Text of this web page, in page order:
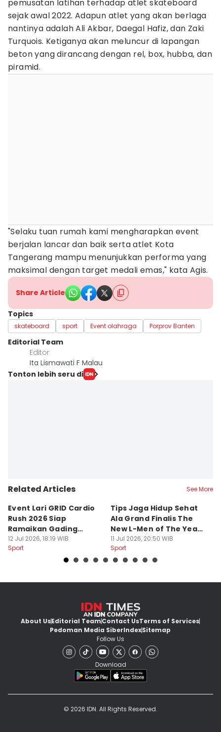
pemusatan latihan terhadap atlet skateboard
sejak awal 2022. Adapun atlet yang akan berlaga
nantinya adalah Ali Akbar, Daegal Hafiz, dan Zaki
Turquois. Ketiganya akan meluncur di lapangan
beton yang dirancang dengan rel, box, hubba, dan
piramid.
"Selaku tuan rumah kami mengharapkan event
berjalan lancar dan baik serta atlet Kota
Tangerang mampu menunjukkan performa yang
maksimal dengan target medali emas," kata Agis.
Share Article
Topics
skateboard sport Event olahraga Porprov Banten
Editorial Team
Editor
Ita Lismawati F Malau
Tonton lebih seru di
Related Articles See More
Event Lari GRID Cardio
Rush 2026 Siap
Ramaikan Gading
Serpong
12 Jul 2026, 18:19 WIB
Sport
Tips Jaga Hidup Sehat
Ala Grand Finalis The
New L-Men of The Year
2026
11 Jul 2026, 20:50 WIB
Sport
About UsEditorial TeamContact UsTerms of Services
Pedoman Media SiberIndexSitemap
Follow Us
Download
© 2026 IDN. All Rights Reserved.